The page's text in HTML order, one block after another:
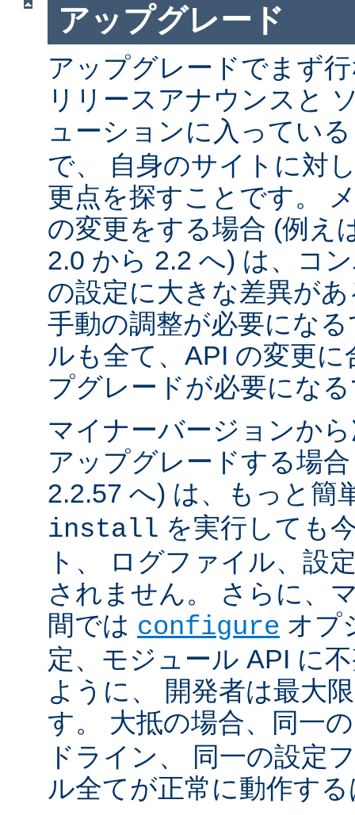
アップグレード
アップグレードでまず
リリースアナウンスと
ューションに入ってい
で、 自身のサイトに対
更点を探すことです。
の変更をする場合 (例え
2.0 から 2.2 へ) は、コ
の設定に大きな差異が
手動の調整が必要にな
ルも全て、API の変更
プグレードが必要にな
マイナーバージョンか
アップグレードする場
2.2.57 へ) は、もっと簡
install を実行しても
ト、 ログファイル、設
されません。 さらに、
間では configure オプ
定、モジュール API に
ように、 開発者は最大
す。 大抵の場合、同一
ドライン、 同一の設定
ル全てが正常に動作す